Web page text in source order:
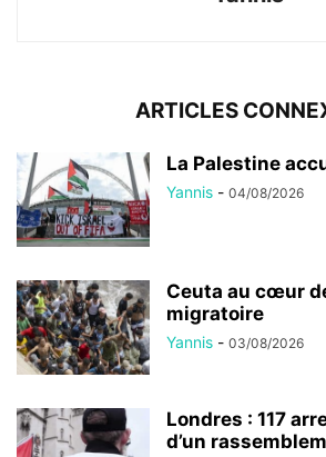
ARTICLES
La Palestine
Yannis - 04/08/2026
Ceuta au cœur
migratoire
Yannis - 03/08/2026
Londres : 117
d’un